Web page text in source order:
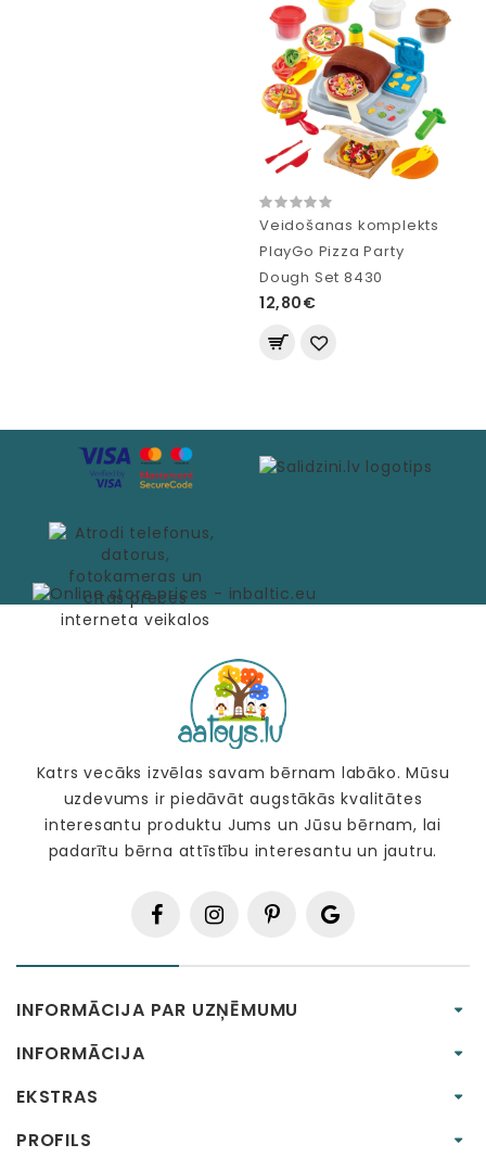
Veidošanas komplekts
PlayGo Pizza Party
Dough Set 8430
12,80€
Katrs vecāks izvēlas savam bērnam labāko. Mūsu
uzdevums ir piedāvāt augstākās kvalitātes
interesantu produktu Jums un Jūsu bērnam, lai
padarītu bērna attīstību interesantu un jautru.
INFORMĀCIJA PAR UZŅĒMUMU
INFORMĀCIJA
EKSTRAS
PROFILS